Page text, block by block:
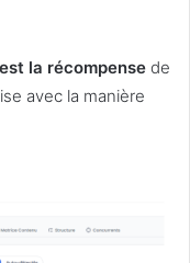
la récompense de
avec la manière